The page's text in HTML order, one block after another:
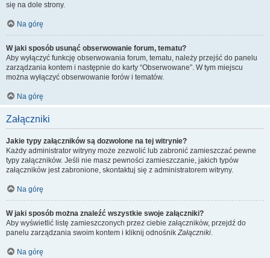
się na dole strony.
Na górę
W jaki sposób usunąć obserwowanie forum, tematu?
Aby wyłączyć funkcję obserwowania forum, tematu, należy przejść do panelu
zarządzania kontem i następnie do karty “Obserwowane”. W tym miejscu
można wyłączyć obserwowanie forów i tematów.
Na górę
Załączniki
Jakie typy załączników są dozwolone na tej witrynie?
Każdy administrator witryny może zezwolić lub zabronić zamieszczać pewne
typy załączników. Jeśli nie masz pewności zamieszczanie, jakich typów
załączników jest zabronione, skontaktuj się z administratorem witryny.
Na górę
W jaki sposób można znaleźć wszystkie swoje załączniki?
Aby wyświetlić listę zamieszczonych przez ciebie załączników, przejdź do
panelu zarządzania swoim kontem i kliknij odnośnikZałączniki.
Na górę